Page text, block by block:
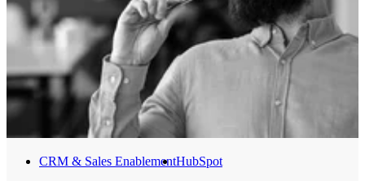
CRM & Sales EnablementHubSpot